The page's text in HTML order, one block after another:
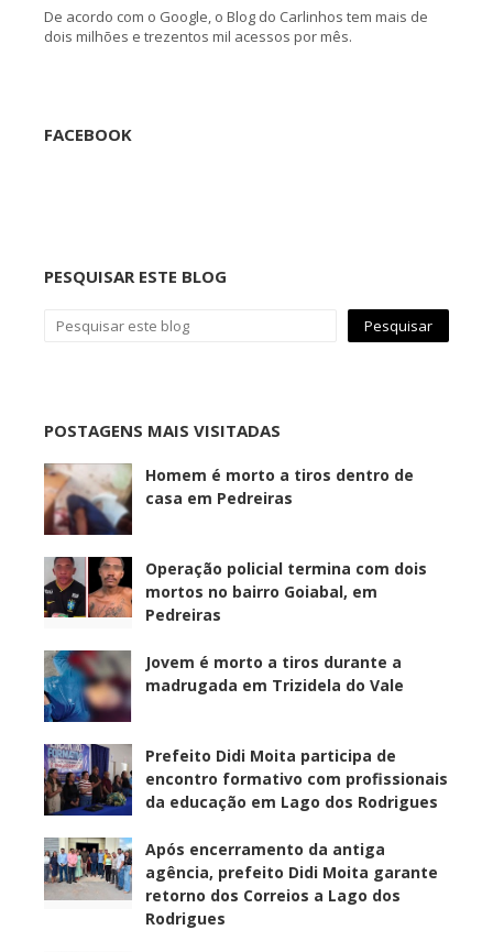
De acordo com o Google, o Blog do Carlinhos tem mais de
dois milhões e trezentos mil acessos por mês.
FACEBOOK
PESQUISAR ESTE BLOG
POSTAGENS MAIS VISITADAS
Homem é morto a tiros dentro de
casa em Pedreiras
Operação policial termina com dois
mortos no bairro Goiabal, em
Pedreiras
Jovem é morto a tiros durante a
madrugada em Trizidela do Vale
Prefeito Didi Moita participa de
encontro formativo com profissionais
da educação em Lago dos Rodrigues
Após encerramento da antiga
agência, prefeito Didi Moita garante
retorno dos Correios a Lago dos
Rodrigues